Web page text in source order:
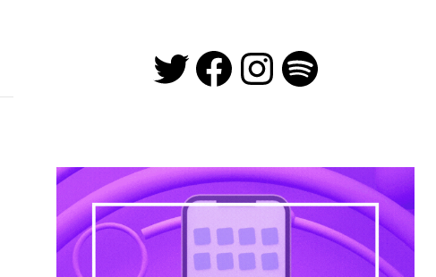
Twitter
Facebook
Instagram
Spotify